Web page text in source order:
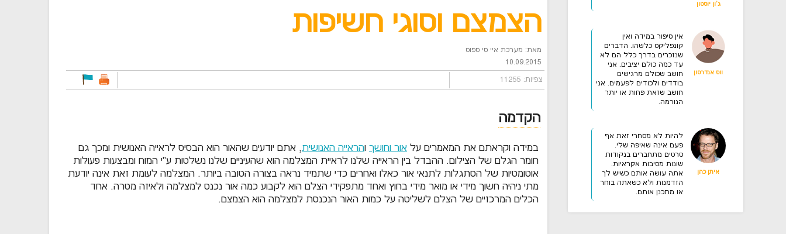
ג'ון יוסטון
ווס אנדרסון
אין סיפור במידה ואין
קונפליקט כלשהו. הדברים
שנזכרים בדרך כלל הם לא
עד כמה כולם יציבים. אני
חושב שכולם מרגישים
בודדים ולכודים לפעמים. אני
חושב שזאת פחות או יותר
הנורמה.
איתן כהן
להיות לא מסחרי זאת אף
פעם אינה שאיפה שלי.
סרטים מתחברים בנקודות
שונות מסיבות אקראיות.
אתה עושה אותם כשיש לך
הזדמנות ולא כשאתה בוחר
או מתכנן אותם.
הצמצם וסוגי חשיפות
מאת: מערכת איי סי ספוט
10.09.2015
צפיות: 11255
הקדמה
במידה וקראתם את המאמרים על אור וחושך והראייה האנושית, אתם יודעים שהאור הוא הבסיס לראייה האנושית ומכך גם
חומר הגלם של הצילום. ההבדל בין הראייה שלנו לראיית המצלמה הוא שהעיניים שלנו נשלטות ע"י המוח ומבצעות פעולות
אוטומטיות של הסתגלות לתנאי אור כאלו ואחרים כדי שתמיד נראה בצורה הטובה ביותר. המצלמה לעומת זאת אינה יודעת
מתי ניהיה חשוך מידי או מואר מידי בחוץ ואחד מתפקידי הצלם הוא לקבוע כמה אור נכנס למצלמה ולאיזה מטרה. אחד
הכלים המרכזיים של הצלם לשליטה על כמות האור הנכנסת למצלמה הוא הצמצם.